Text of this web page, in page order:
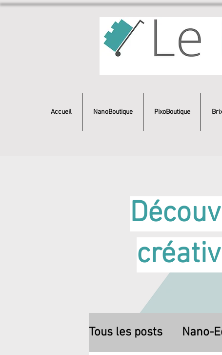
Accueil NanoBoutique PixoBoutique
Tous les posts Nano-